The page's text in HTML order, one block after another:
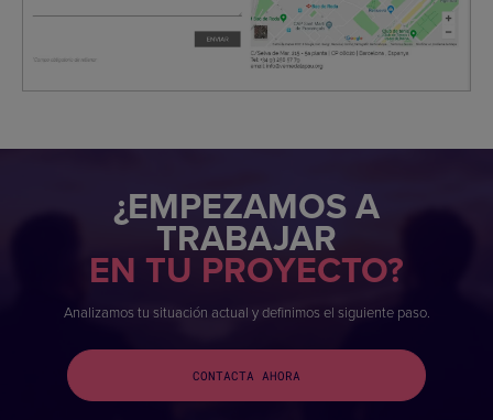
¿EMPEZAMOS A
TRABAJAR
EN TU PROYECTO?
Analizamos tu situación actual y definimos el siguiente paso.
CONTACTA AHORA